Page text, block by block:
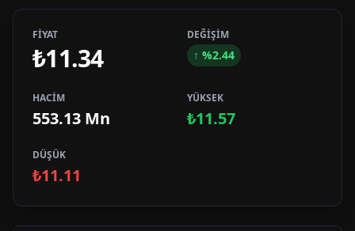
FİYAT
₺11.34
DEĞİŞİM
↑ %2.44
HACİM
553.13 Mn
YÜKSEK
₺11.57
DÜŞÜK
₺11.11